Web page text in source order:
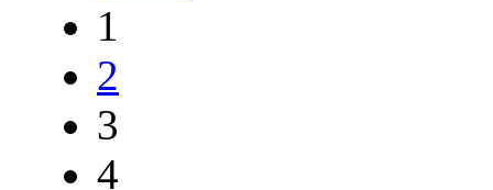
1
2
3
4